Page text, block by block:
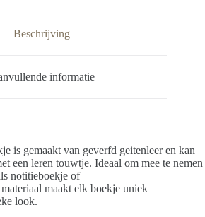
Beschrijving
informatie
is gemaakt van geverfd geitenleer en kan
een leren touwtje. Ideaal om mee te nemen
notitieboekje of
maakt elk boekje uniek
look.